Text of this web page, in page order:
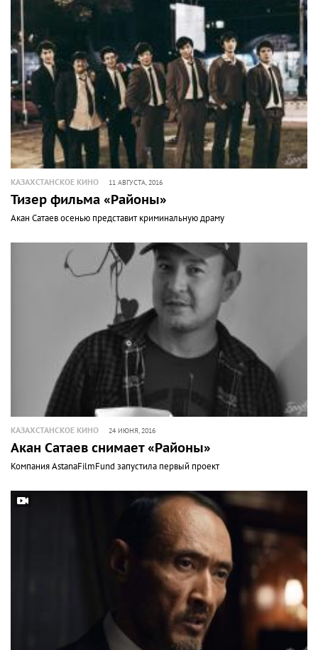
КАЗАХСТАНСКОЕ КИНО 11 АВГУСТА, 2016
Тизер фильма «Районы»
Акан Сатаев осенью представит криминальную драму
КАЗАХСТАНСКОЕ КИНО 24 ИЮНЯ, 2016
Акан Сатаев снимает «Районы»
Компания AstanаFilmFund запустила первый проект